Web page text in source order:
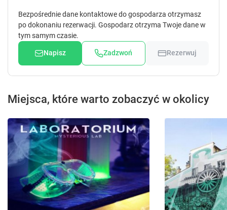
Bezpośrednie dane kontaktowe do gospodarza otrzymasz
po dokonaniu rezerwacji. Gospodarz otrzyma Twoje dane w
tym samym czasie.
Napisz Zadzwoń Rezerwuj
Miejsca, które warto zobaczyć w okolicy